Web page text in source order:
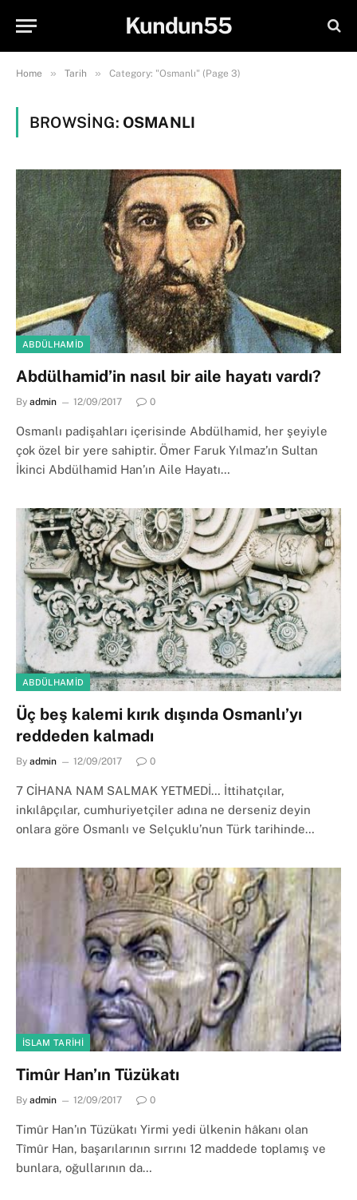
Kundun55
Home » Tarih » Category: "Osmanlı" (Page 3)
BROWSING: OSMANLI
ABDÜLHAMID
Abdülhamid’in nasıl bir aile hayatı vardı?
By admin 12/09/2017 0
Osmanlı padişahları içerisinde Abdülhamid, her şeyiyle
çok özel bir yere sahiptir. Ömer Faruk Yılmaz’ın Sultan
İkinci Abdülhamid Han’ın Aile Hayatı…
ABDÜLHAMID
Üç beş kalemi kırık dışında Osmanlı’yı
reddeden kalmadı
By admin 12/09/2017 0
7 CİHANA NAM SALMAK YETMEDİ… İttihatçılar,
inkılâpçılar, cumhuriyetçiler adına ne derseniz deyin
onlara göre Osmanlı ve Selçuklu’nun Türk tarihinde…
İSLAM TARIHI
Timûr Han’ın Tüzükatı
By admin 12/09/2017 0
Timûr Han’ın Tüzükatı Yirmi yedi ülkenin hâkanı olan
Tîmûr Han, başarılarının sırrını 12 maddede toplamış ve
bunlara, oğullarının da…